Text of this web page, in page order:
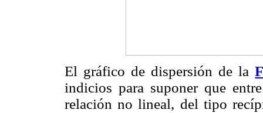
El gráfico de dispersión de la
indicios para suponer que
relación no lineal, del tipo